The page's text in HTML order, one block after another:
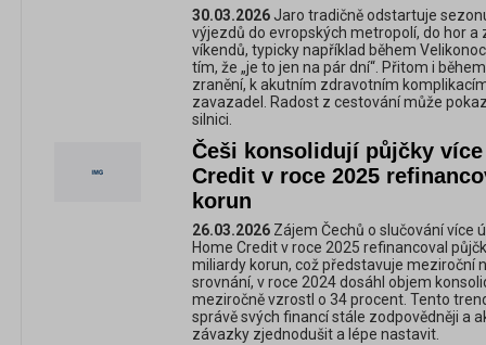
30.03.2026Jaro tradičně odstartuje
výjezdů do evropských metropolí, do hor a
víkendů, typicky například během
tím, že „je to jen na pár dní“. Přitom i
zranění, k akutním zdravotním
zavazadel. Radost z cestování může
silnici.
Češi konsolidují půjčky
Credit v roce 2025
korun
26.03.2026 Zájem Čechů o slučování více
Home Credit v roce 2025 refinancoval
miliardy korun, což představuje meziroční
srovnání, v roce 2024 dosáhl objem
meziročně vzrostl o 34 procent. Tento
správě svých financí stále zodpovědněji a
závazky zjednodušit a lépe nastavit.